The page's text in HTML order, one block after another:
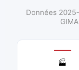
Données
🏭